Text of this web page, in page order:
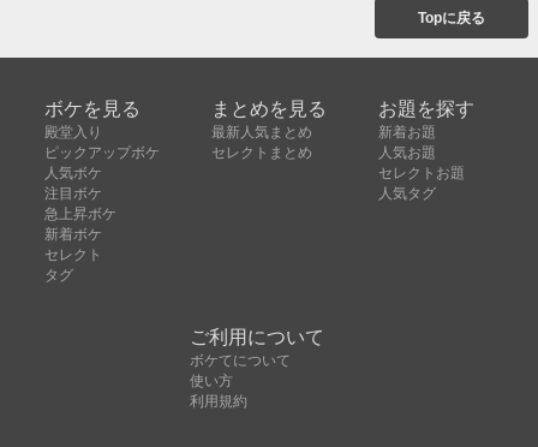
Topに戻る
ボケを見る
殿堂入り
ピックアップボケ
人気ボケ
注目ボケ
急上昇ボケ
新着ボケ
セレクト
タグ
まとめを見る
最新人気まとめ
セレクトまとめ
お題を探す
新着お題
人気お題
セレクトお題
人気タグ
ご利用について
ボケてについて
使い方
利用規約